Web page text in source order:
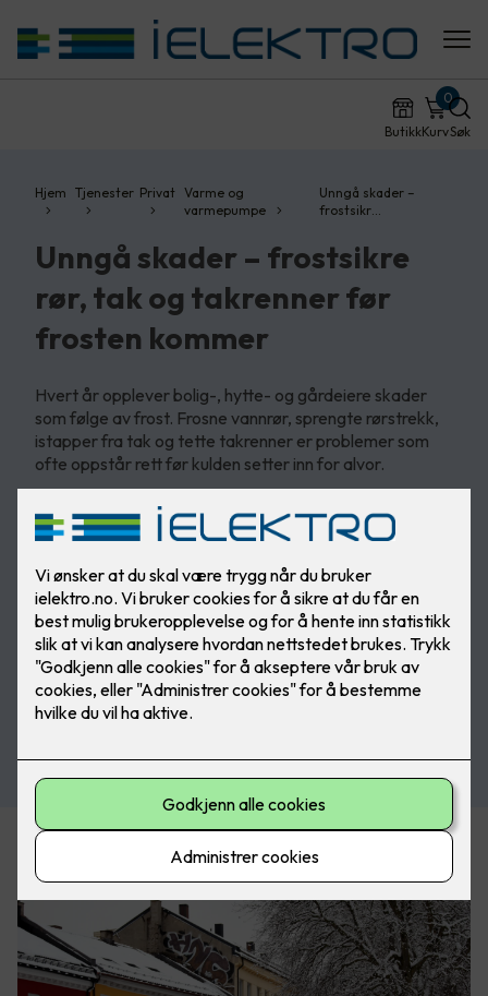
ButikkKurv
0
Søk
Hjem Tjenester Privat Varme og
varmepumpe
Unngå skader –
frostsikr…
Unngå skader – frostsikre
rør, tak og takrenner før
frosten kommer
Hvert år opplever bolig-, hytte- og gårdeiere skader
som følge av frost. Frosne vannrør, sprengte rørstrekk,
istapper fra tak og tette takrenner er problemer som
ofte oppstår rett før kulden setter inn for alvor.